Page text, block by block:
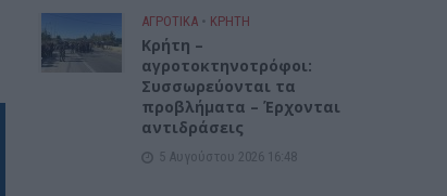
ΑΓΡΟΤΙΚΑ • ΚΡΗΤΗ
Κρήτη –
αγροτοκτηνοτρόφοι:
Συσσωρεύονται τα
προβλήματα – Έρχονται
αντιδράσεις
5 Αυγούστου 2026 16:48